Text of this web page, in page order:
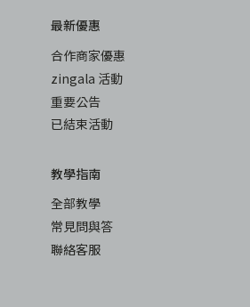
最新優惠
合作商家優惠
zingala 活動
重要公告
已結束活動
教學指南
全部教學
常見問與答
聯絡客服